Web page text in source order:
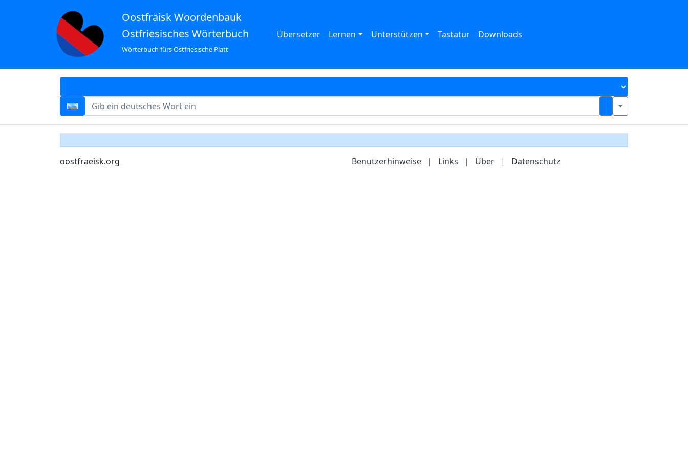
Oostfräisk Woordenbauk
Ostfriesisches Wörterbuch
Wörterbuch fürs Ostfriesische Platt
Übersetzer Lernen Unterstützen Tastatur Downloads
oostfraeisk.org Benutzerhinweise | Links | Über | Datenschutz